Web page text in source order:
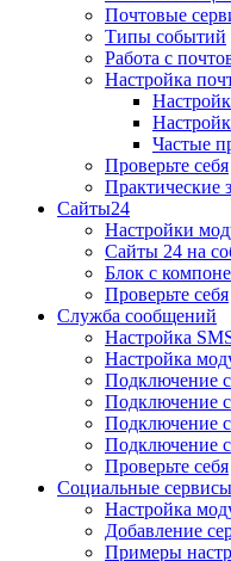
Почтовые
Типы событий
Работа с
Настройка
Частые
Проверьте себя
Практические
Сайты24
Настройки
Сайты 24 на
Блок с
Проверьте себя
Служба сообщений
Настройка
Настройка
Подключение
Подключение
Подключение
Подключение
Проверьте себя
Социальные сервисы
Настройка
Добавление
Примеры